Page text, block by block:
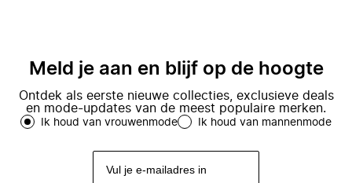
Meld je aan en blijf op de hoogte
Ontdek als eerste nieuwe collecties, exclusieve deals
en mode-updates van de meest populaire merken.
Ik houd van vrouwenmode Ik houd van mannenmode